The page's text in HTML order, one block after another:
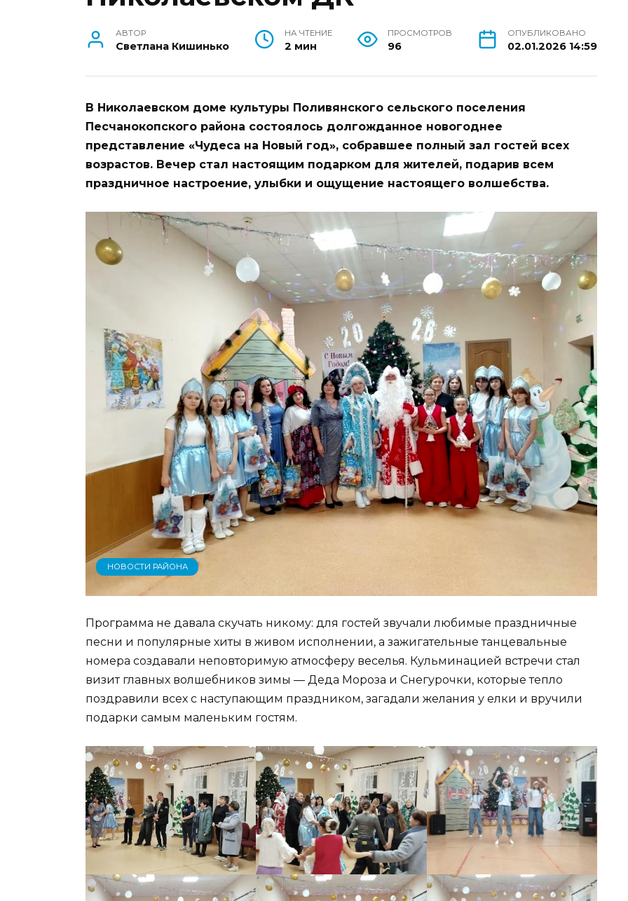
АВТОР
Светлана Кишинько
НА ЧТЕНИЕ
2 мин
ПРОСМОТРОВ
96
ОПУБЛИКОВАНО
02.01.2026 14:59
В Николаевском доме культуры Поливянского сельского поселения
Песчанокопского района состоялось долгожданное новогоднее
представление «Чудеса на Новый год», собравшее полный зал гостей всех
возрастов. Вечер стал настоящим подарком для жителей, подарив всем
праздничное настроение, улыбки и ощущение настоящего волшебства.
НОВОСТИ РАЙОНА
Программа не давала скучать никому: для гостей звучали любимые праздничные
песни и популярные хиты в живом исполнении, а зажигательные танцевальные
номера создавали неповторимую атмосферу веселья. Кульминацией встречи стал
визит главных волшебников зимы — Деда Мороза и Снегурочки, которые тепло
поздравили всех с наступающим праздником, загадали желания у елки и вручили
подарки самым маленьким гостям.